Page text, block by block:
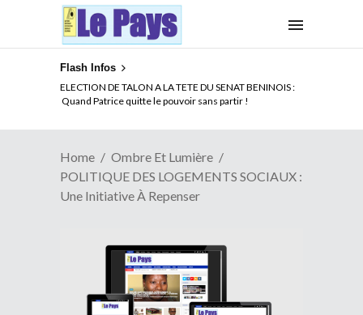
Flash Infos
ELECTION DE TALON A LA TETE DU SENAT BENINOIS :
Quand Patrice quitte le pouvoir sans partir !
Home
Ombre Et Lumière
POLITIQUE DES LOGEMENTS SOCIAUX :
Une Initiative À Repenser